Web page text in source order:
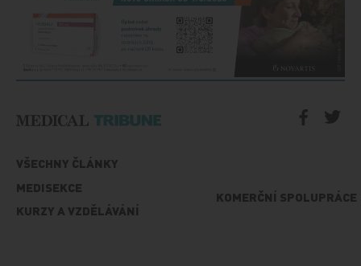
VŠECHNY ČLÁNKY
MEDISEKCE
KURZY A VZDĚLÁVÁNÍ
KOMERČNÍ SPOLUPRÁCE